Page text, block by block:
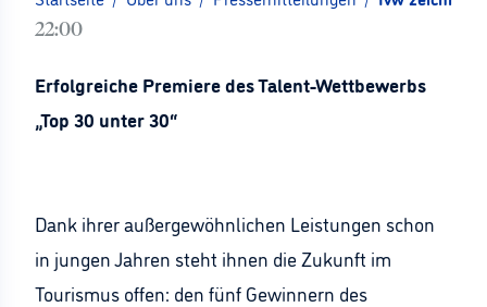
22:00
Erfolgreiche Premiere des Talent-Wettbewerbs
„Top 30 unter 30“
Dank ihrer außergewöhnlichen Leistungen schon
in jungen Jahren steht ihnen die Zukunft im
Tourismus offen: den fünf Gewinnern des